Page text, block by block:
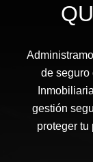
de seguro
gestión
proteger tu